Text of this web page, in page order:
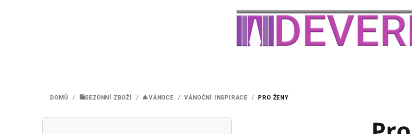
DOMŮ / 🛍️SEZÓNNÍ ZBOŽÍ / 🎄VÁNOCE / VÁNOČNÍ INSPIRACE / PRO ŽENY
P